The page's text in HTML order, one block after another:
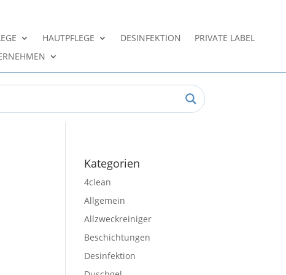
HAUTPFLEGE DESINFEKTION
PRIVATE LABEL
Kategorien
4clean
Allgemein
Allzweckreiniger
Beschichtungen
Desinfektion